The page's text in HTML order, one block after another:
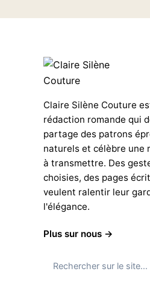
Claire Silène Couture
rédaction romande qui
partage des patrons
naturels et célèbre une
à transmettre. Des
choisies, des pages
veulent ralentir leur
l'élégance.
Plus sur nous →